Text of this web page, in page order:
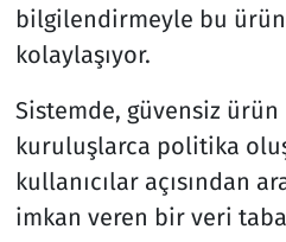
bilgilendirmeyle bu
kolaylaşıyor.
Sistemde, güvensiz
kuruluşlarca politika
kullanıcılar açısından
imkan veren bir veri